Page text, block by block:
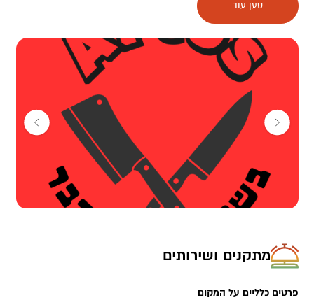
כדי להגיע אלינו פשוט רושמים בווייז או בגוגל מפות – ארטוס פוד
טראק או מגיעים לקיבוץ עין גדי, עוברים את השומר בשער וממשיכים
טען עוד
מתקנים ושירותים
פרטים כלליים על המקום